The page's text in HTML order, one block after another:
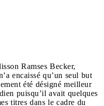
Ramses Becker,
encaissé qu’un seul but
été désigné meilleur
puisqu’il avait quelques
titres dans le cadre du